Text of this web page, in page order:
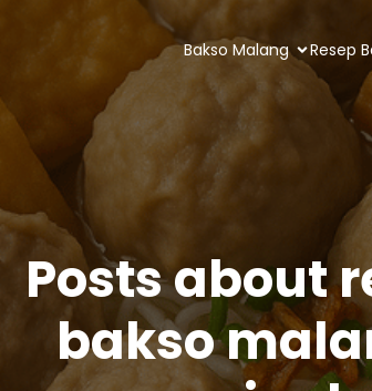
Bakso Malang Resep
Posts about
bakso